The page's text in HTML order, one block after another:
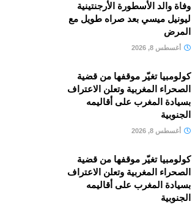
وفاة والد الأسطورة الأرجنتينية
ليونيل ميسي بعد صراه طويل مع
المرض
أغسطس 8, 2026
كولومبيا تغيّر موقفها من قضية
الصحراء المغربية وتعلن الاعتراف
بسيادة المغرب على أقاليمه
الجنوبية
أغسطس 8, 2026
كولومبيا تغيّر موقفها من قضية
الصحراء المغربية وتعلن الاعتراف
بسيادة المغرب على أقاليمه
الجنوبية